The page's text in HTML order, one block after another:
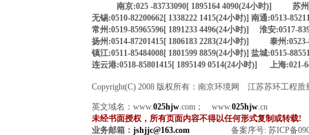
南京:025 -83733090[ 1895164 4090(24小时)] 苏
无锡:0510-82200662[ 1338222 1415(24小时)] 南通:0513-
常州:0519-85965596[ 1891233 4496(24小时)] 淮安:0517-
扬州:0514-87201415[ 1806183 2283(24小时)] 泰州
镇江:0511-85484008[ 1801599 8859(24小时)] 盐城:0515-
连云港:0518-85801415[ 1895149 0514(24小时)] 上海:021-
Copyright(C) 2008 版权所有：南京环境网 江苏苏环工程质
英文域名： www.025hjw.com； www.025hjw.cn
未经书面授权，所有页面内容不得以任何形式复制或转载!
业务邮箱： jshjjc@163.com备案序号: 苏ICP备